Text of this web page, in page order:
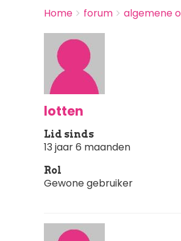
BREADCRUMBS
You
here:
Home forum algemene
lotten
Lid sinds
13 jaar 6 maanden
Rol
Gewone gebruiker